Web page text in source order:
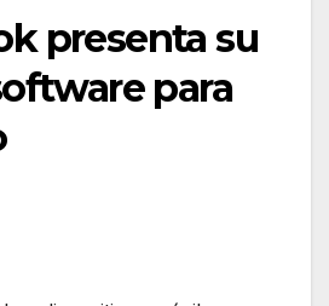
presenta su
para